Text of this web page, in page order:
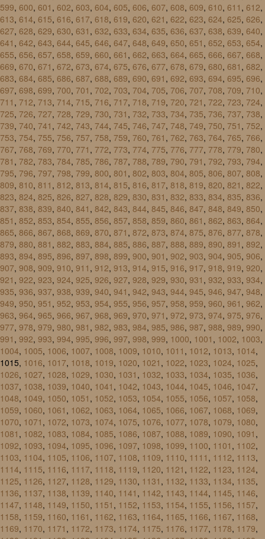
599, 600, 601 , 602, 603, 604, 605, 606, 607, 608, 609, 610, 611 , 612,
613, 614, 615, 616, 617, 618, 619, 620, 621 , 622, 623, 624, 625, 626,
627, 628, 629, 630, 631 , 632, 633, 634, 635, 636, 637, 638, 639, 640,
641 , 642, 643, 644, 645, 646, 647, 648, 649, 650, 651 , 652, 653, 654,
655, 656, 657, 658, 659, 660, 661 , 662, 663, 664, 665, 666, 667, 668,
669, 670, 671 , 672, 673, 674, 675, 676, 677, 678, 679, 680, 681 , 682,
683, 684, 685, 686, 687, 688, 689, 690, 691 , 692, 693, 694, 695, 696,
697, 698, 699, 700, 701 , 702, 703, 704, 705, 706, 707, 708, 709, 710,
711 , 712, 713, 714, 715, 716, 717, 718, 719, 720, 721 , 722, 723, 724,
725, 726, 727, 728, 729, 730, 731 , 732, 733, 734, 735, 736, 737, 738,
739, 740, 741 , 742, 743, 744, 745, 746, 747, 748, 749, 750, 751 , 752,
753, 754, 755, 756, 757, 758, 759, 760, 761 , 762, 763, 764, 765, 766,
767, 768, 769, 770, 771 , 772, 773, 774, 775, 776, 777, 778, 779, 780,
781 , 782, 783, 784, 785, 786, 787, 788, 789, 790, 791 , 792, 793, 794,
795, 796, 797, 798, 799, 800, 801 , 802, 803, 804, 805, 806, 807, 808,
809, 810, 811 , 812, 813, 814, 815, 816, 817, 818, 819, 820, 821 , 822,
823, 824, 825, 826, 827, 828, 829, 830, 831 , 832, 833, 834, 835, 836,
837, 838, 839, 840, 841 , 842, 843, 844, 845, 846, 847, 848, 849, 850,
851 , 852, 853, 854, 855, 856, 857, 858, 859, 860, 861 , 862, 863, 864,
865, 866, 867, 868, 869, 870, 871 , 872, 873, 874, 875, 876, 877, 878,
879, 880, 881 , 882, 883, 884, 885, 886, 887, 888, 889, 890, 891 , 892,
893, 894, 895, 896, 897, 898, 899, 900, 901 , 902, 903, 904, 905, 906,
907, 908, 909, 910, 911 , 912, 913, 914, 915, 916, 917, 918, 919, 920,
921 , 922, 923, 924, 925, 926, 927, 928, 929, 930, 931 , 932, 933, 934,
935, 936, 937, 938, 939, 940, 941 , 942, 943, 944, 945, 946, 947, 948,
949, 950, 951 , 952, 953, 954, 955, 956, 957, 958, 959, 960, 961 , 962,
963, 964, 965, 966, 967, 968, 969, 970, 971 , 972, 973, 974, 975, 976,
977, 978, 979, 980, 981 , 982, 983, 984, 985, 986, 987, 988, 989, 990,
991 , 992, 993, 994, 995, 996, 997, 998, 999, 1000, 1001 , 1002, 1003,
1004, 1005, 1006, 1007, 1008, 1009, 1010, 1011 , 1012, 1013, 1014,
1015, 1016, 1017, 1018, 1019, 1020, 1021 , 1022, 1023, 1024, 1025,
1026, 1027, 1028, 1029, 1030, 1031 , 1032, 1033, 1034, 1035, 1036,
1037, 1038, 1039, 1040, 1041 , 1042, 1043, 1044, 1045, 1046, 1047,
1048, 1049, 1050, 1051 , 1052, 1053, 1054, 1055, 1056, 1057, 1058,
1059, 1060, 1061 , 1062, 1063, 1064, 1065, 1066, 1067, 1068, 1069,
1070, 1071 , 1072, 1073, 1074, 1075, 1076, 1077, 1078, 1079, 1080,
1081 , 1082, 1083, 1084, 1085, 1086, 1087, 1088, 1089, 1090, 1091 ,
1092, 1093, 1094, 1095, 1096, 1097, 1098, 1099, 1100, 1101 , 1102,
1103, 1104, 1105, 1106, 1107, 1108, 1109, 1110, 1111 , 1112, 1113,
1114, 1115, 1116, 1117, 1118, 1119, 1120, 1121 , 1122, 1123, 1124,
1125, 1126, 1127, 1128, 1129, 1130, 1131 , 1132, 1133, 1134, 1135,
1136, 1137, 1138, 1139, 1140, 1141 , 1142, 1143, 1144, 1145, 1146,
1147, 1148, 1149, 1150, 1151 , 1152, 1153, 1154, 1155, 1156, 1157,
1158, 1159, 1160, 1161 , 1162, 1163, 1164, 1165, 1166, 1167, 1168,
1169, 1170, 1171 , 1172, 1173, 1174, 1175, 1176, 1177, 1178, 1179,